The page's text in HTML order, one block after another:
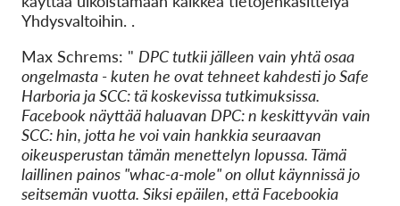
Yhdysvaltoihin. .
Max Schrems: " DPC tutkii jälleen vain yhtä osaa
ongelmasta - kuten he ovat tehneet kahdesti jo Safe
Harboria ja SCC: tä koskevissa tutkimuksissa.
Facebook näyttää haluavan DPC: n keskittyvän vain
SCC: hin, jotta he voi vain hankkia seuraavan
oikeusperustan tämän menettelyn lopussa. Tämä
laillinen painos "whac-a-mole" on ollut käynnissä jo
seitsemän vuotta. Siksi epäilen, että Facebookia